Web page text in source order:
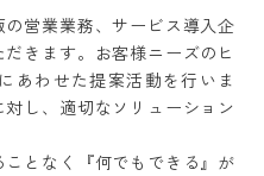
営業業務、サービス導入企
きます。お客様ニーズのヒ
あわせた提案活動を行いま
し、適切なソリューション
ことなく『何でもできる』が